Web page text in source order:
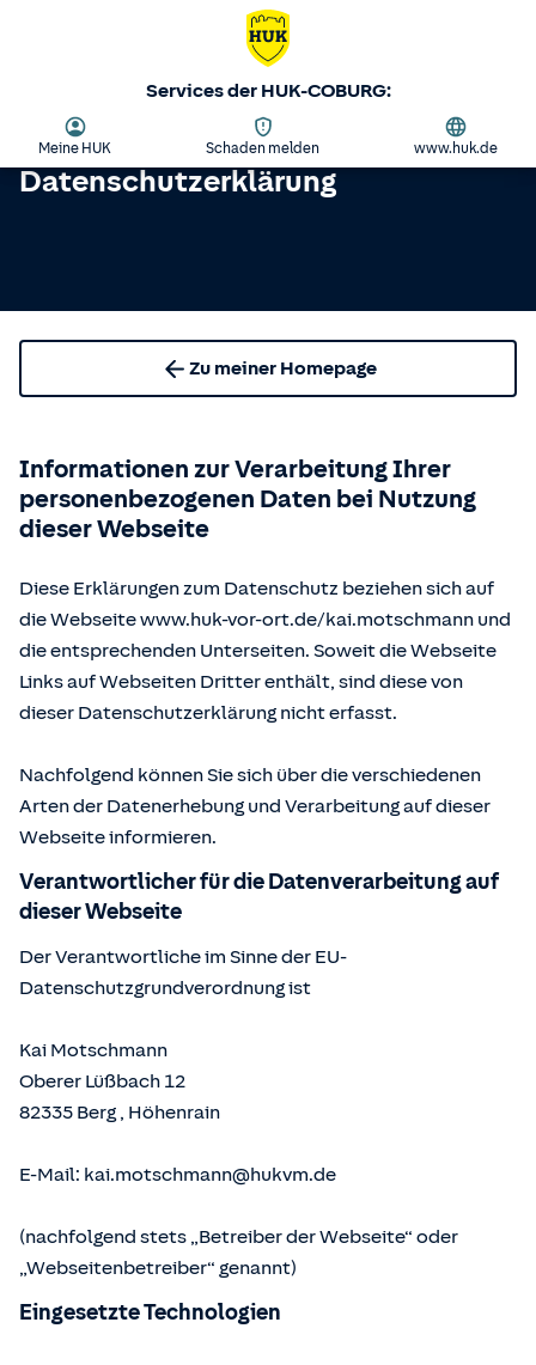
Services der HUK-COBURG:
Meine HUK Schaden melden www.huk.de
Datenschutzerklärung
Zu meiner Homepage
Informationen zur Verarbeitung Ihrer
personenbezogenen Daten bei Nutzung
dieser Webseite
Diese Erklärungen zum Datenschutz beziehen sich auf
die Webseite www.huk-vor-ort.de/kai.motschmann und
die entsprechenden Unterseiten. Soweit die Webseite
Links auf Webseiten Dritter enthält, sind diese von
dieser Datenschutzerklärung nicht erfasst.
Nachfolgend können Sie sich über die verschiedenen
Arten der Datenerhebung und Verarbeitung auf dieser
Webseite informieren.
Verantwortlicher für die Datenverarbeitung auf
dieser Webseite
Der Verantwortliche im Sinne der EU-
Datenschutzgrundverordnung ist
Kai Motschmann
Oberer Lüßbach 12
82335 Berg , Höhenrain
E-Mail: kai.motschmann@hukvm.de
(nachfolgend stets „Betreiber der Webseite“ oder
„Webseitenbetreiber“ genannt)
Eingesetzte Technologien